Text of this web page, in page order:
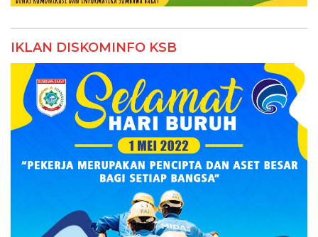
IKLAN DISKOMINFO KSB